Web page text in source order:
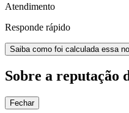
Atendimento
Responde rápido
Saiba como foi calculada essa
Sobre a reputação
Fechar